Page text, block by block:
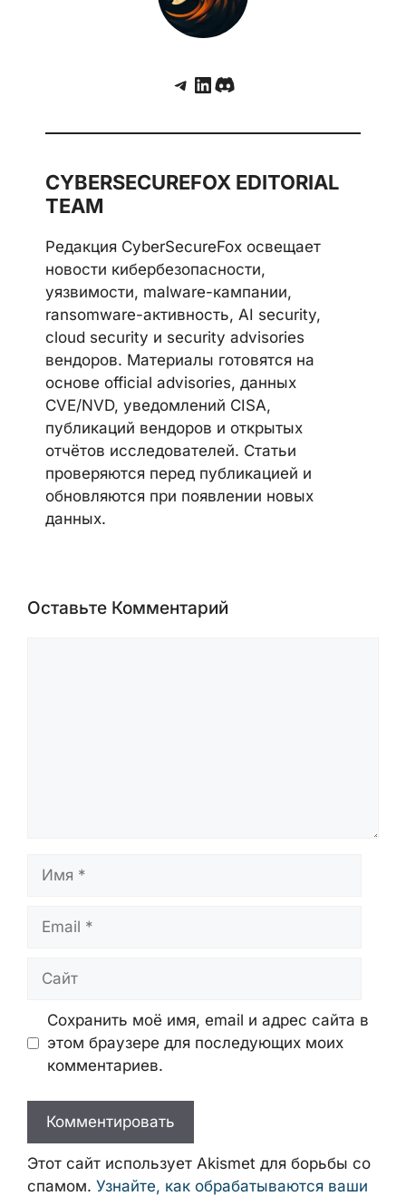
Telegram
LinkedIn
Discord
CYBERSECUREFOX EDITORIAL
TEAM
Редакция CyberSecureFox освещает
новости кибербезопасности,
уязвимости, malware-кампании,
ransomware-активность, AI security,
cloud security и security advisories
вендоров. Материалы готовятся на
основе official advisories, данных
CVE/NVD, уведомлений CISA,
публикаций вендоров и открытых
отчётов исследователей. Статьи
проверяются перед публикацией и
обновляются при появлении новых
данных.
Оставьте Комментарий
Имя
Email
Сайт
Сохранить моё имя, email и адрес сайта в
этом браузере для последующих моих
комментариев.
Этот сайт использует Akismet для борьбы со
спамом. Узнайте, как обрабатываются ваши